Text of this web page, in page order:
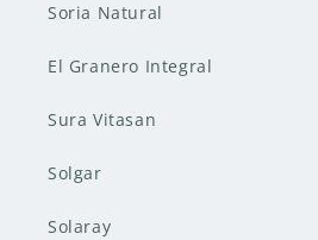
Soria Natural
El Granero Integral
Sura Vitasan
Solgar
Solaray